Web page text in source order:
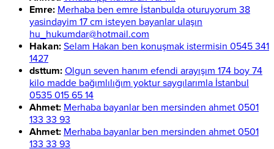
Emre: Merhaba ben emre İstanbulda oturuyorum 38
yasindayim 17 cm isteyen bayanlar ulaşın
hu_hukumdar@hotmail.com
Hakan: Selam Hakan ben konuşmak istermisin 0545 341
1427
dsttum: Olgun seven hanım efendi arayışım 174 boy 74
kilo madde bağımlılığım yoktur saygılarımla İstanbul
0535 015 65 14
Ahmet: Merhaba bayanlar ben mersinden ahmet 0501
133 33 93
Ahmet: Merhaba bayanlar ben mersinden ahmet 0501
133 33 93